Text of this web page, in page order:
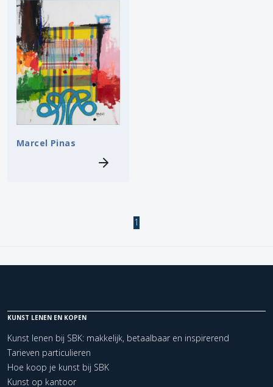
Marcel Pinas
1
KUNST LENEN EN KOPEN
Kunst lenen bij SBK: makkelijk, betaalbaar en inspirerend
Tarieven particulieren
Hoe koop je kunst bij SBK
Kunst op kantoor